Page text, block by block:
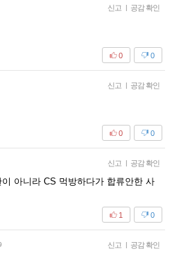
신고 공감 확인
0
0
신고 공감 확인
0
0
신고 공감 확인
아니라 CS 먹방하다가 합류안한 사
0
1
신고 공감 확인